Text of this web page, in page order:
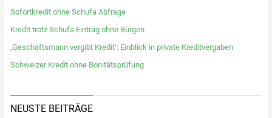
Sofortkredit ohne Schufa Abfrage
Kredit trotz Schufa Eintrag ohne Bürgen
‚Geschäftsmann vergibt Kredit‘: Einblick in private Kreditvergaben
Schweizer Kredit ohne Bonitätsprüfung
NEUSTE BEITRÄGE